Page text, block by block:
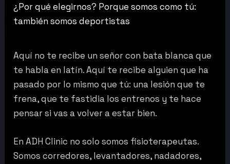
¿Por qué elegirnos? Porque somos como tú:
también somos deportistas
Aquí no te recibe un señor con bata blanca que
te habla en latín. Aquí te recibe alguien que ha
pasado por lo mismo que tú: una lesión que te
frena, que te fastidia los entrenos y te hace
pensar si vas a volver a estar bien.
En ADH Clinic no solo somos fisioterapeutas.
Somos corredores, levantadores, nadadores,